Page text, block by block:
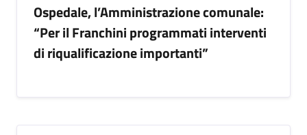
Ospedale, l’Amministrazione comunale:
“Per il Franchini programmati interventi
di riqualificazione importanti”